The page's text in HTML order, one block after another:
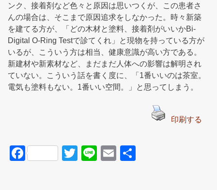
ンク、接着剤など色々と原因は思いつくが、この患者さ
んの場合は、そこまで原因追求をしなかった。時々新築
を建てる方が、「どの木材と塗料、接着剤がいいかBi-
Digital O-Ring Testで診てくれ」と現物を持っている方が
いるが、こういう方は相当、健康意識が高い方である。
新建材や新素材など、まだまだ人体への影響は解明され
ていない。こういう話を書く度に、「1番いいのは茶室。
電気も塗料もない。1番いい空間。」と思ってしまう。
印刷する
F
T
Li
E